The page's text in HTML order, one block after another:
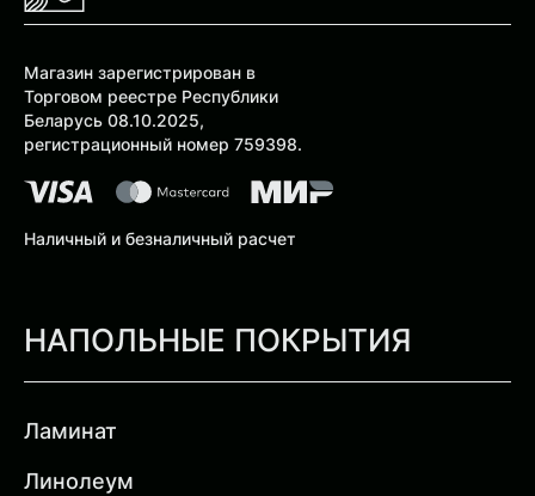
Магазин зарегистрирован в
Торговом реестре Республики
Беларусь 08.10.2025,
регистрационный номер 759398.
Наличный и безналичный расчет
НАПОЛЬНЫЕ ПОКРЫТИЯ
Ламинат
Линолеум